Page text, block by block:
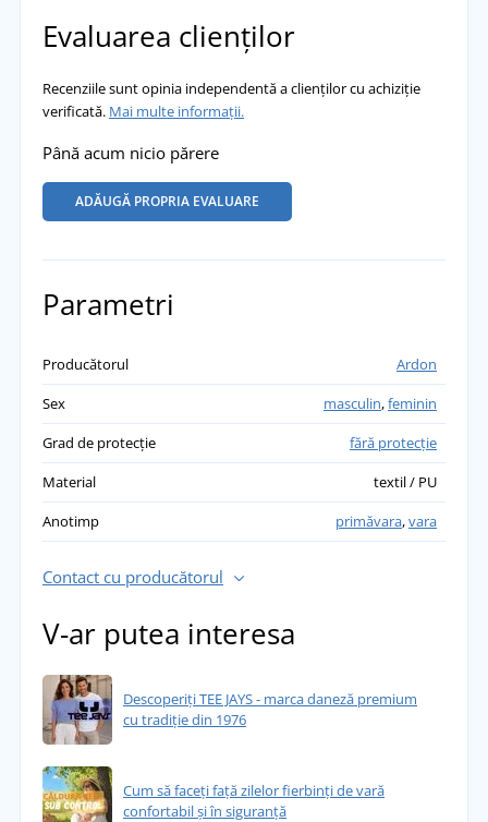
Evaluarea clienților
Recenziile sunt opinia independentă a clienților cu achiziție
verificată. Mai multe informații.
Până acum nicio părere
ADĂUGĂ PROPRIA EVALUARE
Parametri
Producătorul
Ardon
Sex
masculin,feminin
Grad de protecție
fără protecție
Material
textil / PU
Anotimp
primăvara,vara
Contact cu producătorul
V-ar putea interesa
Descoperiți TEE JAYS - marca daneză premium
cu tradiție din 1976
Cum să faceți față zilelor fierbinți de vară
confortabil și în siguranță